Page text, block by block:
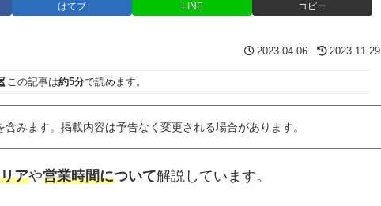
はてブ LINE コピー
2023.04.06 2023.11.29
この記事は約5分で読めます。
みます。掲載内容は予告なく変更される場合があります。
アや営業時間について解説しています。